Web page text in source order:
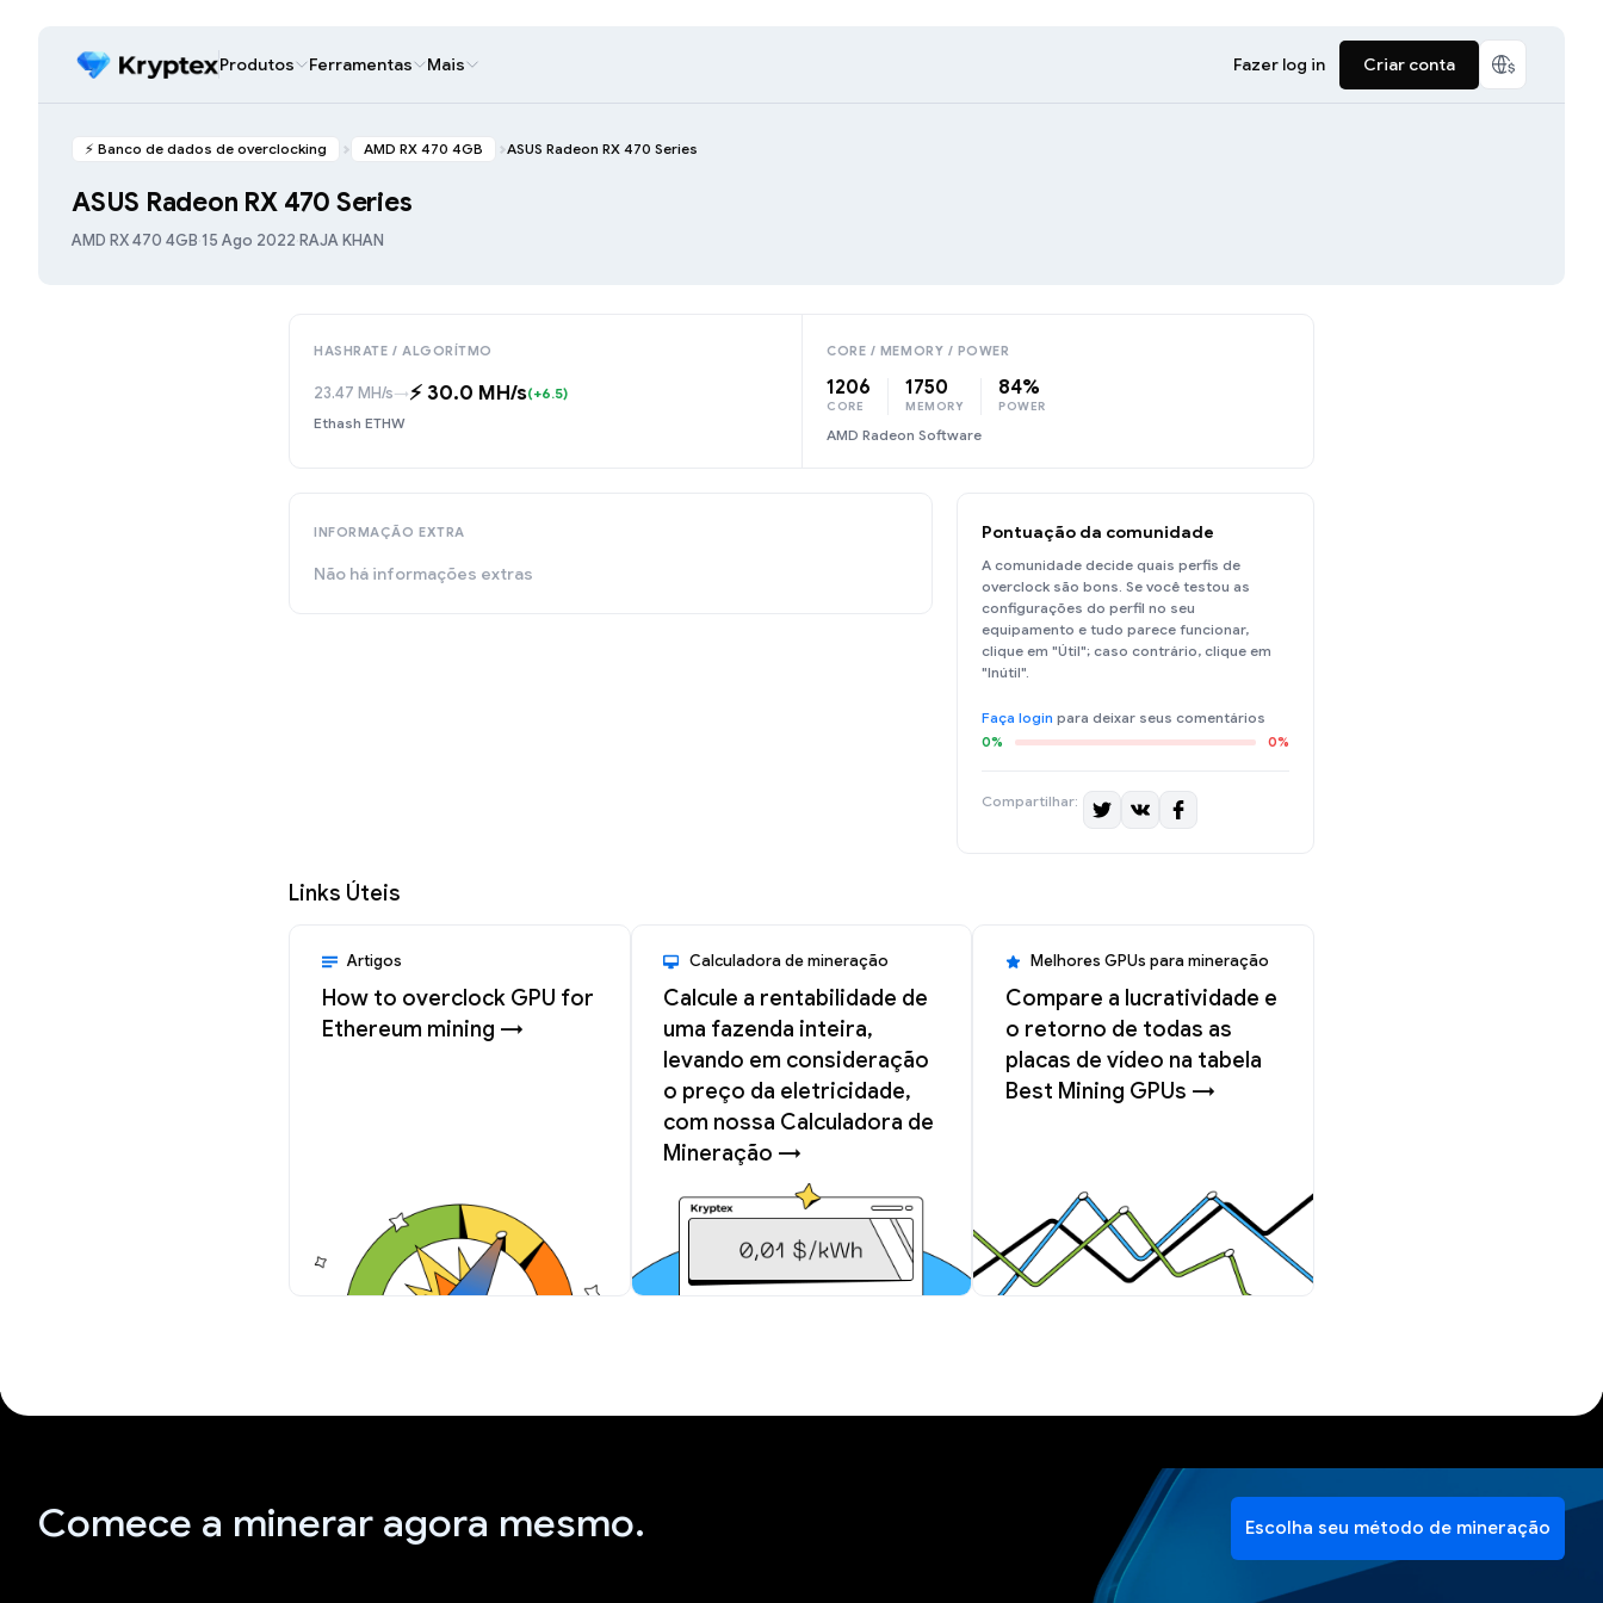
Produtos Ferramentas Mais Fazer log in Criar conta
⚡️ Banco de dados de overclocking AMD RX 470 4GB ASUS Radeon RX 470 Series
ASUS Radeon RX 470 Series
AMD RX 470 4GB·15 Ago 2022·RAJA KHAN
HASHRATE / ALGORÍTMO
23.47 MH/s→⚡️ 30.0 MH/s(+6.5)
Ethash ETHW
CORE / MEMORY / POWER
1206
CORE
1750
MEMORY
84%
POWER
AMD Radeon Software
INFORMAÇÃO EXTRA
Não há informações extras
Pontuação da comunidade
A comunidade decide quais perfis de
overclock são bons. Se você testou as
configurações do perfil no seu
equipamento e tudo parece funcionar,
clique em "Útil"; caso contrário, clique em
"Inútil".
Faça login para deixar seus comentários
0% 0%
Compartilhar:
Links Úteis
Artigos
How to overclock GPU for
Ethereum mining →
Calculadora de mineração
Calcule a rentabilidade de
uma fazenda inteira,
levando em consideração
o preço da eletricidade,
com nossa Calculadora de
Mineração →
Melhores GPUs para mineração
Compare a lucratividade e
o retorno de todas as
placas de vídeo na tabela
Best Mining GPUs →
Comece a minerar agora mesmo. Escolha seu método de mineração